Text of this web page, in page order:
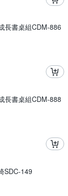
長書桌組CDM-886
長書桌組CDM-888
SDC-149